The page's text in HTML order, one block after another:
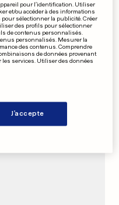
Bank Luxembourg
pour l’identification. Utiliser
et/ou accéder à des informations
sélectionner la publicité. Créer
des profils pour sélectionner
de contenus personnalisés.
personnalisés. Mesurer la
des contenus. Comprendre
de données provenant
les services. Utiliser des données
J'accepte